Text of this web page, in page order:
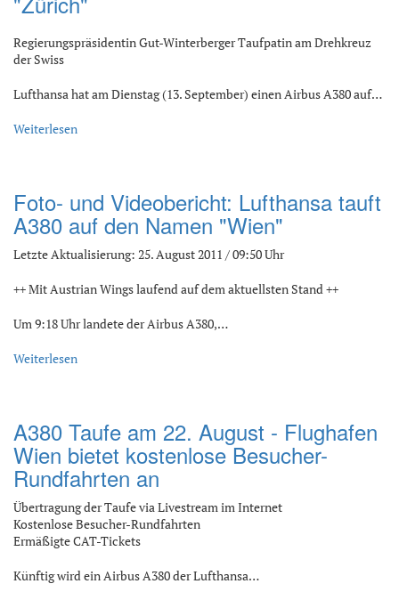
Regierungspräsidentin Gut-Winterberger Taufpatin am Drehkreuz
der Swiss
Lufthansa hat am Dienstag (13. September) einen Airbus A380 auf…
Weiterlesen
Foto- und Videobericht: Lufthansa tauft
A380 auf den Namen "Wien"
Letzte Aktualisierung: 25. August 2011 / 09:50 Uhr
++ Mit Austrian Wings laufend auf dem aktuellsten Stand ++
Um 9:18 Uhr landete der Airbus A380,…
Weiterlesen
A380 Taufe am 22. August - Flughafen
Wien bietet kostenlose Besucher-
Rundfahrten an
Übertragung der Taufe via Livestream im Internet
Kostenlose Besucher-Rundfahrten
Ermäßigte CAT-Tickets
Künftig wird ein Airbus A380 der Lufthansa…